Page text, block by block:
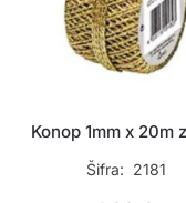
Konop 1mm x 20m
Šifra: 2181